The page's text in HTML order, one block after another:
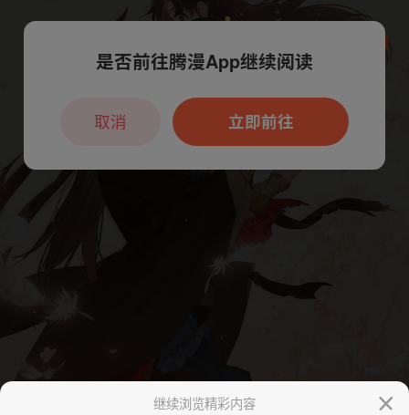
继续浏览精彩内容
本章节仅支持App阅读，可打开App新用
户7天免费看
是否前往腾漫App继续阅读
立即前往
取消